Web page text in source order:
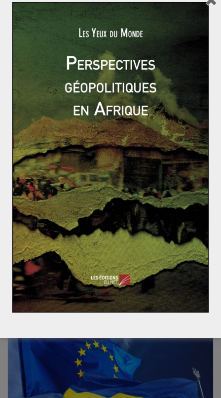
Read More
FICHES-EXEMPLES PAYS SCANDINAVES
PRÉPA CONCOURS
RESSOURCES
UNION EUROPÉENNE
Aurélien CLOU 16 avril 2016 1 Comment
Les énergies renouvelables en Suède, un
modèle pour l’UE
Avec en moyenne 78% de son électricité issue de
sources renouvelables en 2015 (contre 32,5 % en
moyenne dans l’UE)
Read More